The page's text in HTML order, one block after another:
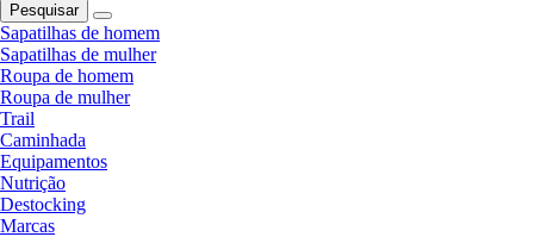
Pesquisar
Sapatilhas de homem
Sapatilhas de mulher
Roupa de homem
Roupa de mulher
Trail
Caminhada
Equipamentos
Nutrição
Destocking
Marcas